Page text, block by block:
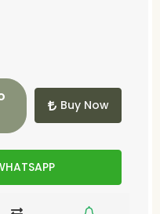
Buy Now